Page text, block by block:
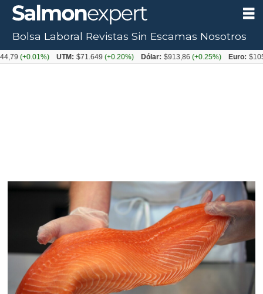
Bolsa Laboral Revistas Sin Escamas Nosotros
UTM: $71.649(+0.20%) Dólar: $913,86(+0.25%) Euro: $1053,08